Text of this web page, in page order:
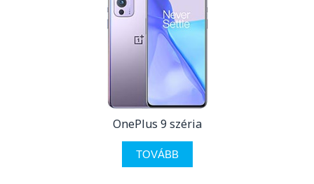
OnePlus 9 széria
TOVÁBB